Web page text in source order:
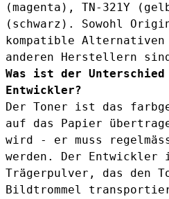
(magenta), TN-321Y
(schwarz). Sowohl
kompatible Alternativen
anderen Herstellern
Was ist der Unterschied
Entwickler?
Der Toner ist das
auf das Papier
wird - er muss
werden. Der Entwickler
Trägerpulver, das den
Bildtrommel